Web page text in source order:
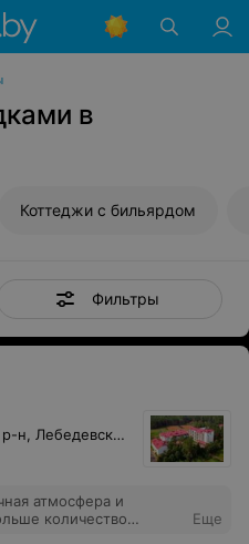
в
Коттеджи с бильярдом
Фильтры
Минская обл, Молодечненский р-н, Лебедевский с-с, 33
атмосфера и
количество
Еще